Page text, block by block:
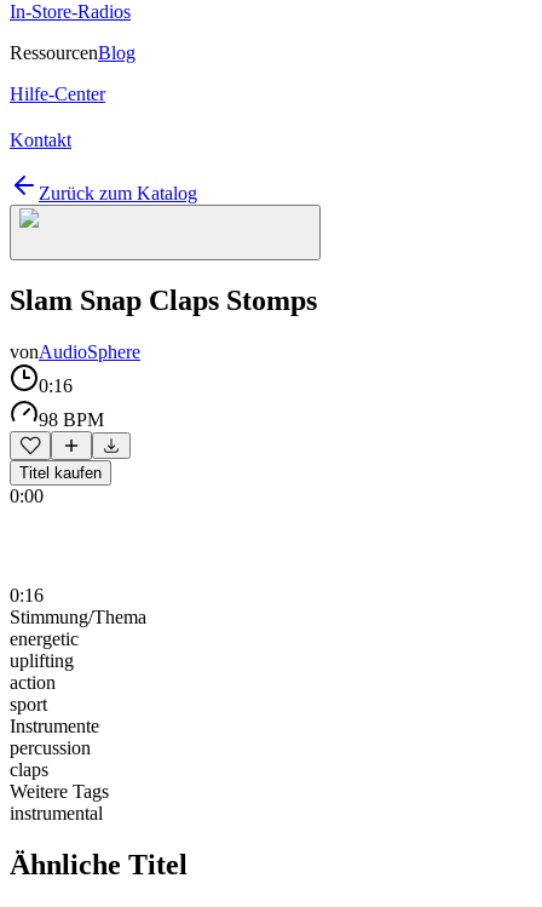
In-Store-Radios
RessourcenBlog
Hilfe-Center
Kontakt
Zurück zum Katalog
Slam Snap Claps Stomps
vonAudioSphere
0:16
98 BPM
Titel kaufen
0:00
0:16
Stimmung/Thema
energetic
uplifting
action
sport
Instrumente
percussion
claps
Weitere Tags
instrumental
Ähnliche Titel